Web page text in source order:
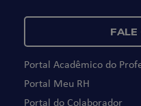
FALE
Portal Acadêmico do
Portal Meu RH
Portal do Colaborador